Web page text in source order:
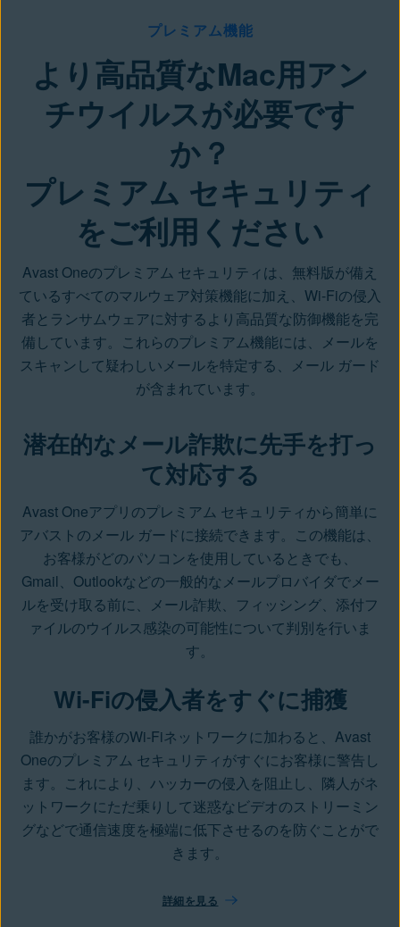
プレミアム機能
より高品質なMac用アン
チウイルスが必要です
か？
プレミアム セキュリティ
をご利用ください
Avast Oneのプレミアム セキュリティは、無料版が備え
ているすべてのマルウェア対策機能に加え、Wi-Fiの侵入
者とランサムウェアに対するより高品質な防御機能を完
備しています。これらのプレミアム機能には、メールを
スキャンして疑わしいメールを特定する、メール ガード
が含まれています。
潜在的なメール詐欺に先手を打っ
て対応する
Avast Oneアプリのプレミアム セキュリティから簡単に
アバストのメール ガードに接続できます。この機能は、
お客様がどのパソコンを使用しているときでも、
Gmail、Outlookなどの一般的なメールプロバイダでメー
ルを受け取る前に、メール詐欺、フィッシング、添付フ
ァイルのウイルス感染の可能性について判別を行いま
す。
Wi-Fiの侵入者をすぐに捕獲
誰かがお客様のWi-Fiネットワークに加わると、Avast
Oneのプレミアム セキュリティがすぐにお客様に警告し
ます。これにより、ハッカーの侵入を阻止し、隣人がネ
ットワークにただ乗りして迷惑なビデオのストリーミン
グなどで通信速度を極端に低下させるのを防ぐことがで
きます。
詳細を見る